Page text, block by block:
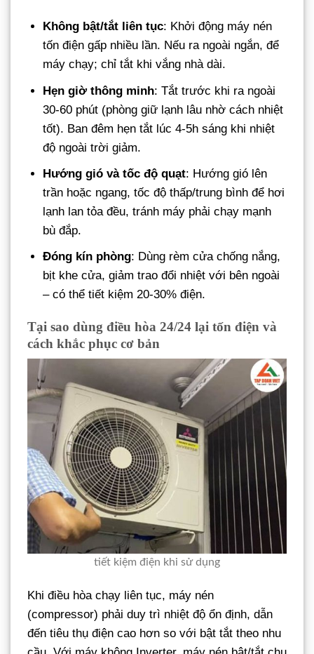
Không bật/tắt liên tục: Khởi động máy nén
tốn điện gấp nhiều lần. Nếu ra ngoài ngắn, để
máy chạy; chỉ tắt khi vắng nhà dài.
Hẹn giờ thông minh: Tắt trước khi ra ngoài
30-60 phút (phòng giữ lạnh lâu nhờ cách nhiệt
tốt). Ban đêm hẹn tắt lúc 4-5h sáng khi nhiệt
độ ngoài trời giảm.
Hướng gió và tốc độ quạt: Hướng gió lên
trần hoặc ngang, tốc độ thấp/trung bình để hơi
lạnh lan tỏa đều, tránh máy phải chạy mạnh
bù đắp.
Đóng kín phòng: Dùng rèm cửa chống nắng,
bịt khe cửa, giảm trao đổi nhiệt với bên ngoài
– có thể tiết kiệm 20-30% điện.
Tại sao dùng điều hòa 24/24 lại tốn điện và
cách khắc phục cơ bản
tiết kiệm điện khi sử dụng
Khi điều hòa chạy liên tục, máy nén
(compressor) phải duy trì nhiệt độ ổn định, dẫn
đến tiêu thụ điện cao hơn so với bật tắt theo nhu